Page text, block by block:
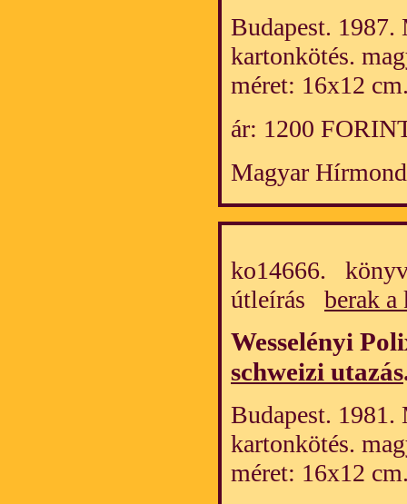
Budapest. 1987.
kartonkötés.
méret: 16x12
ár: 1200
Magyar
ko14666.
útleírás berak a
Wesselényi
schweizi utazás
Budapest. 1981.
kartonkötés.
méret: 16x12